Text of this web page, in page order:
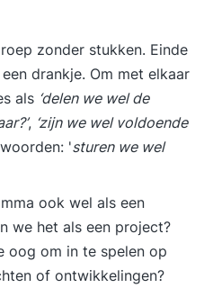
zonder stukken. Einde
drankje. Om met elkaar
als ‘delen we wel de
, ‘zijn we wel voldoende
'sturen we wel
ook wel als een
we het als een project?
oog om in te spelen op
of ontwikkelingen?